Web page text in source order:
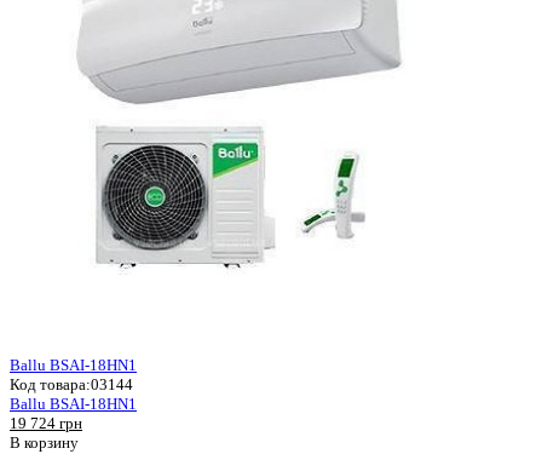
Ballu BSAI-18HN1
Код товара:03144
Ballu BSAI-18HN1
19 724 грн
В корзину